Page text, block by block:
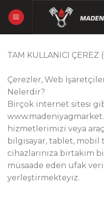
TAM KULLANICI ÇEREZ
Çerezler, Web
Nelerdir?
Birçok internet sitesi
hizmetlerimizi veya
bilgisayar, tablet, mobil
cihazlarınıza birtakım
müsaade eden ufak
yerleştirmekteyiz.